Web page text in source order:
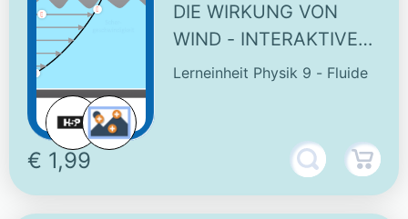
DIE WIRKUNG VON
WIND - INTERAKTIVES
SCHAUBILD
Lerneinheit Physik 9 - Fluide
€ 1,99